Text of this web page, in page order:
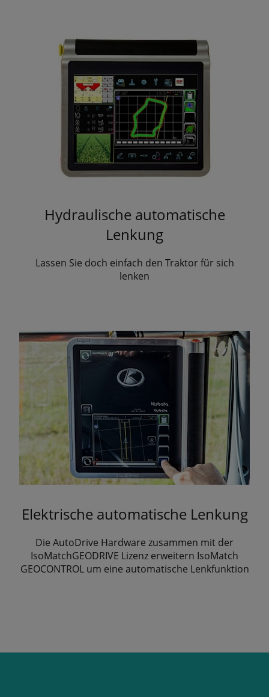
Hydraulische automatische
Lenkung
Lassen Sie doch einfach den Traktor für sich
lenken
Elektrische automatische Lenkung
Die AutoDrive Hardware zusammen mit der
IsoMatchGEODRIVE Lizenz erweitern IsoMatch
GEOCONTROL um eine automatische Lenkfunktion